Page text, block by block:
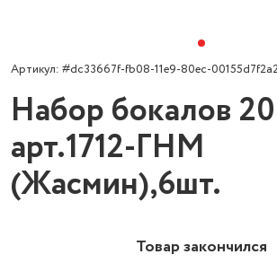
Артикул: #dc33667f-fb08-11e9-80ec-
Набор бокалов
арт.1712-ГНМ
(Жасмин),6шт.
Товар закончился